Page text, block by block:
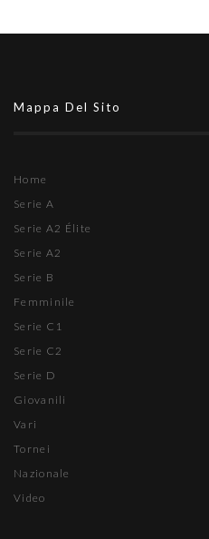
Mappa Del Sito
Home
Serie A
Serie A2 Élite
Serie A2
Serie B
Femminile
Serie C1
Serie C2
Serie D
Giovanili
Vari
Tornei
Nazionale
Video